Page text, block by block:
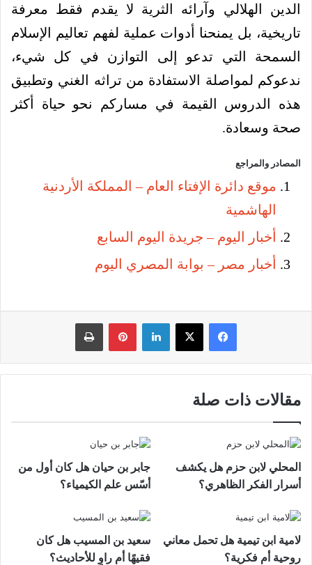
الدين الهلالي وآرائه الثرية لا يقدم فقط معرفة
تاريخية، بل يمنحنا أدوات عملية لفهم تعاليم الإسلام
السمحة التي تدعو إلى التوازن في كل شيء،
ندعوكم لمواصلة الاستفادة من تراثه الغني وتطبيق
هذه الدروس القيمة في مساركم نحو حياة أكثر
صحة وسعادة.
المصادر والمراجع
موقع دائرة الإفتاء العام – المملكة الأردنية
الهاشمية
أخبار اليوم – جريدة اليوم السابع
أخبار مصر – بوابة المصري اليوم
فيسبوك لينكدإن بينتيريست
مقالات ذات صلة
المحلي لابن حزم هل يكشف
أسرار الفكر الظاهري؟
جابر بن حيان هل كان أول من
أسّس علم الكيمياء؟
لامية ابن تيمية هل تحمل معاني
روحية أم فكرية؟
سعيد بن المسيب هل كان
فقيهًا أم راوٍ للأحاديث؟